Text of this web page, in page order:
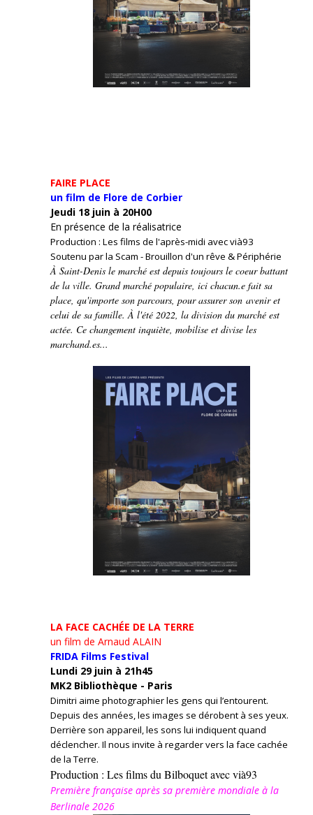
FAIRE PLACE
un film de Flore de Corbier
Jeudi 18 juin à 20H00
En présence de la réalisatrice
Production : Les films de l'après-midi avec vià93
Soutenu par la Scam - Brouillon d'un rêve & Périphérie
À Saint-Denis le marché est depuis toujours le coeur battant
de la ville. Grand marché populaire, ici chacun.e fait sa
place, qu'importe son parcours, pour assurer son avenir et
celui de sa famille. À l'été 2022, la division du marché est
actée. Ce changement inquiète, mobilise et divise les
marchand.es...
LA FACE CACHÉE DE LA TERRE
un film de Arnaud ALAIN
FRIDA Films Festival
Lundi 29 juin à 21h45
MK2 Bibliothèque - Paris
Dimitri aime photographier les gens qui l’entourent.
Depuis des années, les images se dérobent à ses yeux.
Derrière son appareil, les sons lui indiquent quand
déclencher. Il nous invite à regarder vers la face cachée
de la Terre.
Production : Les films du Bilboquet avec vià93
Première française après sa première mondiale à la
Berlinale 2026